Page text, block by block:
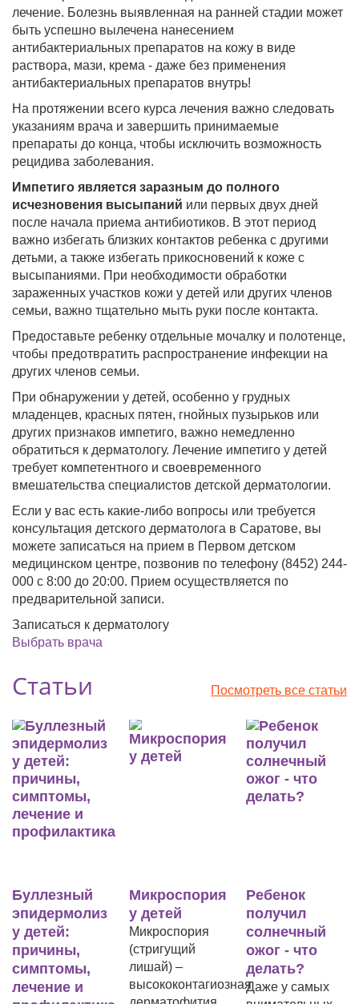
лечение. Болезнь выявленная на ранней стадии может
быть успешно вылечена нанесением
антибактериальных препаратов на кожу в виде
раствора, мази, крема - даже без применения
антибактериальных препаратов внутрь!
На протяжении всего курса лечения важно следовать
указаниям врача и завершить принимаемые
препараты до конца, чтобы исключить возможность
рецидива заболевания.
Импетиго является заразным до полного
исчезновения высыпаний или первых двух дней
после начала приема антибиотиков. В этот период
важно избегать близких контактов ребенка с другими
детьми, а также избегать прикосновений к коже с
высыпаниями. При необходимости обработки
зараженных участков кожи у детей или других членов
семьи, важно тщательно мыть руки после контакта.
Предоставьте ребенку отдельные мочалку и полотенце,
чтобы предотвратить распространение инфекции на
других членов семьи.
При обнаружении у детей, особенно у грудных
младенцев, красных пятен, гнойных пузырьков или
других признаков импетиго, важно немедленно
обратиться к дерматологу. Лечение импетиго у детей
требует компетентного и своевременного
вмешательства специалистов детской дерматологии.
Если у вас есть какие-либо вопросы или требуется
консультация детского дерматолога в Саратове, вы
можете записаться на прием в Первом детском
медицинском центре, позвонив по телефону (8452) 244-
000 с 8:00 до 20:00. Прием осуществляется по
предварительной записи.
Записаться к дерматологу
Выбрать врача
Статьи Посмотреть все статьи
Буллезный
эпидермолиз
у детей:
причины,
симптомы,
лечение и
Микроспория
у детей
Микроспория
(стригущий
лишай) –
высококонтагиозная
Ребенок
получил
солнечный
ожог - что
делать?
Даже у самых